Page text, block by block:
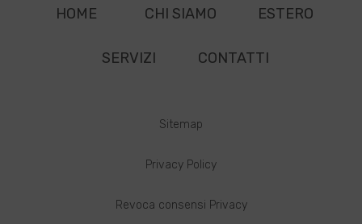
HOME CHI SIAMO ESTERO
SERVIZI CONTATTI
Sitemap
Privacy Policy
Revoca consensi Privacy